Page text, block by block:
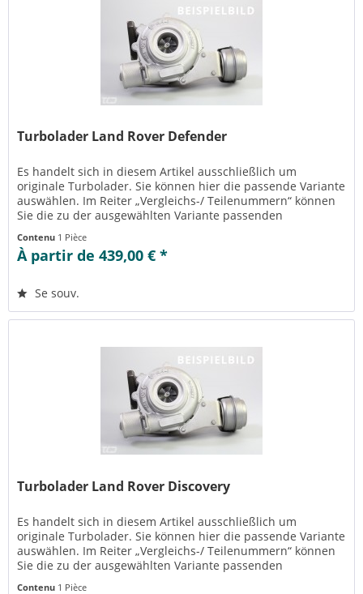
Turbolader Land Rover Defender
Es handelt sich in diesem Artikel ausschließlich um
originale Turbolader. Sie können hier die passende Variante
auswählen. Im Reiter „Vergleichs-/ Teilenummern“ können
Sie die zu der ausgewählten Variante passenden
Teilenummern einsehen....
Contenu 1 Pièce
À partir de 439,00 € *
Se souv.
Turbolader Land Rover Discovery
Es handelt sich in diesem Artikel ausschließlich um
originale Turbolader. Sie können hier die passende Variante
auswählen. Im Reiter „Vergleichs-/ Teilenummern“ können
Sie die zu der ausgewählten Variante passenden
Teilenummern einsehen....
Contenu 1 Pièce